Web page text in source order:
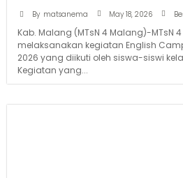
By matsanema May 18, 2026
Kab. Malang (MTsN 4 Malang)-MTsN
melaksanakan kegiatan English
2026 yang diikuti oleh siswa-siswi
Kegiatan yang...